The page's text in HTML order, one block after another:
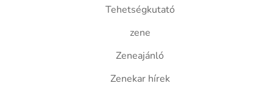
Tehetségkutató
zene
Zeneajánló
Zenekar hírek